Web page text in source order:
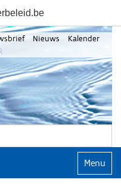
Nieuws
Kalender
Klap